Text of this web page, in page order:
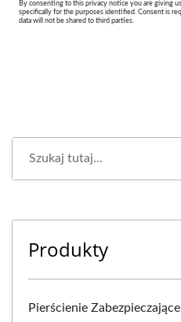
Produkty
Pierścienie Zabezpieczające